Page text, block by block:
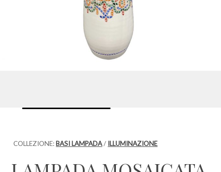
COLLEZIONE: BASI LAMPADA/ ILLUMINAZIONE